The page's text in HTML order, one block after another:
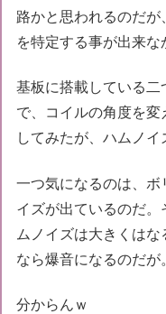
路かと思われるのだが
を特定する事が出来な
基板に搭載している
で、コイルの角度を
してみたが、ハムノイ
一つ気になるのは、ボ
イズが出ているのだ
ムノイズは大きくは
なら爆音になるのだが
分からんｗ